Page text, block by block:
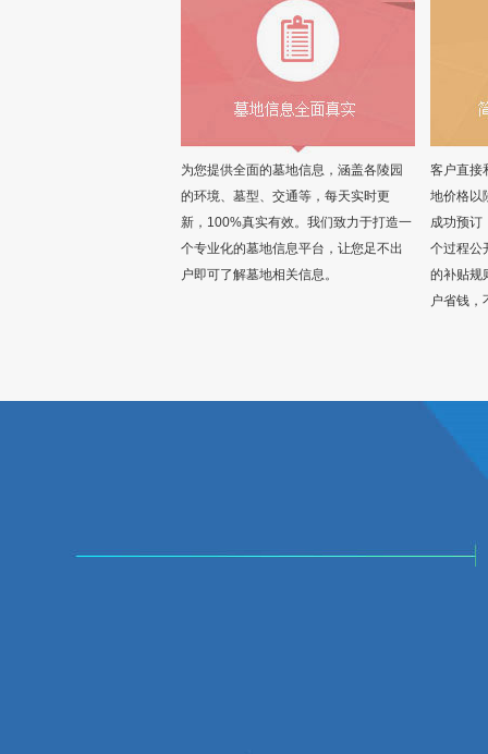
为您提供全面的墓地信息，涵盖各陵园
的环境、墓型、交通等，每天实时更
新，100%真实有效。我们致力于打造一
个专业化的墓地信息平台，让您足不出
户即可了解墓地相关信息。
客户直接
地价格以
成功预订
个过程公
的补贴规
户省钱，